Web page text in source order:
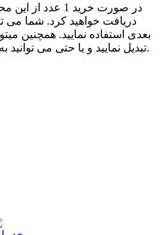
دریافت خواهید کرد. شما می
بعدی استفاده نمایید. همچنین
تبدیل نمایید و یا حتی می توانید به حساب بانکی خود نیز واریز کنید.